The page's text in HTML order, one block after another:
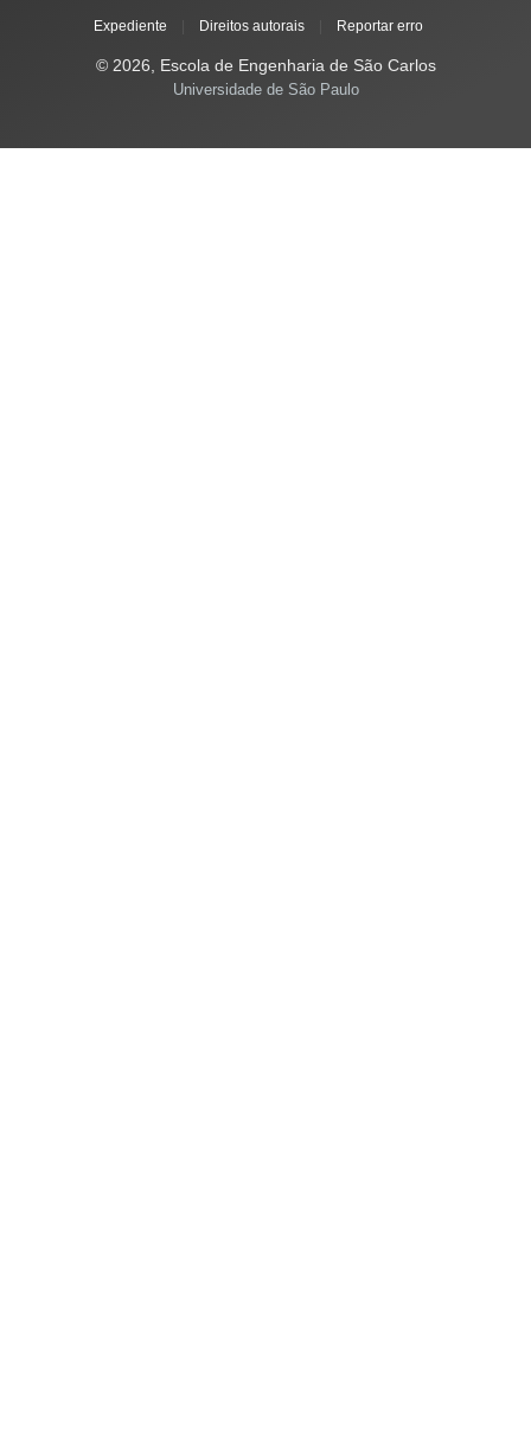
Expediente Direitos autorais Reportar erro
© 2026, Escola de Engenharia de São Carlos
Universidade de São Paulo